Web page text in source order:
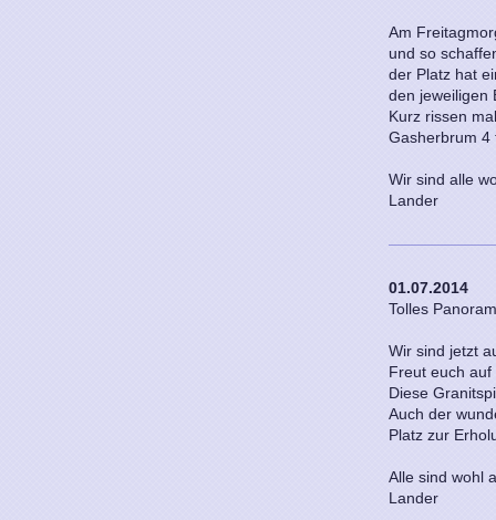
Am
und so
der Platz hat
den jeweiligen
Kurz rissen
Gasherbrum 4
Wir sind alle
Lander
01.07.2014
Tolles
Wir sind jetzt
Freut euch
Diese
Auch der
Platz zur
Alle sind wohl
Lander